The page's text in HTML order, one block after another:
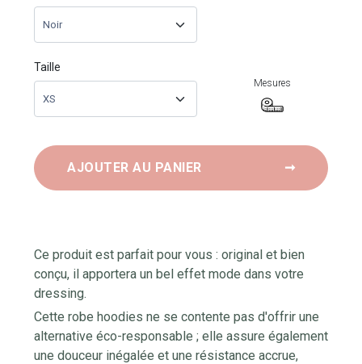
Taille
Mesures
AJOUTER AU PANIER ➞
Ce produit est parfait pour vous : original et bien
conçu, il apportera un bel effet mode dans votre
dressing.
Cette robe hoodies ne se contente pas d'offrir une
alternative éco-responsable ; elle assure également
une douceur inégalée et une résistance accrue,